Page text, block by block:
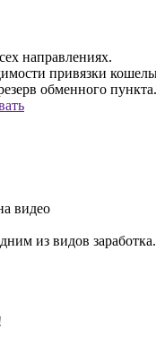
направлениях.
привязки
обменного пункта.
видео
из видов